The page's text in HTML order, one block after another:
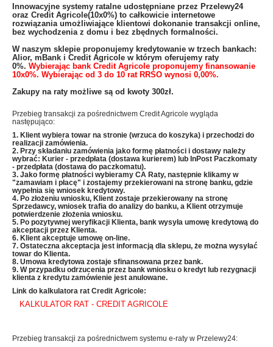
​Innowacyjne systemy ratalne udostępniane przez Przelewy24
oraz Credit Agricole(10x0%) to całkowicie internetowe
rozwiązania umożliwiające klientowi dokonanie transakcji online,
bez wychodzenia z domu i bez zbędnych formalności.
W naszym sklepie proponujemy kredytowanie w trzech bankach:
Alior, mBank i Credit Agricole w którym oferujemy raty
0%. Wybierając bank Credit Agricole proponujemy finansowanie
10x0%. Wybierając od 3 do 10 rat RRSO wynosi 0,00%.
Zakupy na raty możliwe są od kwoty 300zł.
Przebieg transakcji za pośrednictwem Credit Agricole wygląda
następująco:
1. Klient wybiera towar na stronie (wrzuca do koszyka) i przechodzi do
realizacji zamówienia.
2. Przy składaniu zamówienia jako formę płatności i dostawy należy
wybrać: Kurier - przedpłata (dostawa kurierem) lub InPost Paczkomaty
- przedpłata (dostawa do paczkomatu).
3. Jako formę płatności wybieramy CA Raty, następnie klikamy w
"zamawiam i płacę" i zostajemy przekierowani na stronę banku, gdzie
wypełnia się wniosek kredytowy.
4. Po złożeniu wniosku, Klient zostaje przekierowany na stronę
Sprzedawcy, wniosek trafia do analizy do banku, a Klient otrzymuje
potwierdzenie złożenia wniosku.
5. Po pozytywnej weryfikacji Klienta, bank wysyła umowę kredytową do
akceptacji przez Klienta.
6. Klient akceptuje umowę on-line.
7. Ostateczna akceptacja jest informacją dla sklepu, że można wysyłać
towar do Klienta.
8. Umowa kredytowa zostaje sfinansowana przez bank.
9. W przypadku odrzucenia przez bank wniosku o kredyt lub rezygnacji
klienta z kredytu zamówienie jest anulowane.
Link do kalkulatora rat Credit Agricole:
KALKULATOR RAT - CREDIT AGRICOLE
Przebieg transakcji za pośrednictwem systemu e-raty w Przelewy24: